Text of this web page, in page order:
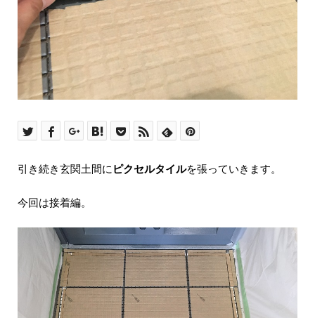
引き続き玄関土間に ピクセルタイルを張っていきます。
今回は接着編。